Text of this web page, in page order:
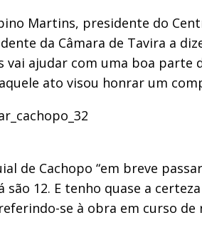
Martins, presidente do
da Câmara de Tavira a
ajudar com uma boa parte
ato visou honrar um
de Cachopo “em breve
são 12. E tenho quase a
se à obra em curso